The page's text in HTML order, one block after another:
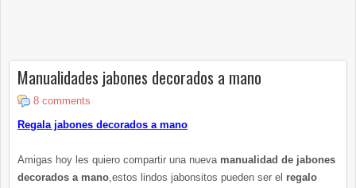
Manualidades jabones decorados a mano
8 comments
Regala jabones decorados a mano
Amigas hoy les quiero compartir una nueva manualidad de jabones
decorados a mano ,estos lindos jabonsitos pueden ser el regalo